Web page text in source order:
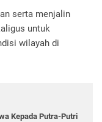
serta menjalin
untuk
wilayah di
Kepada Putra-Putri